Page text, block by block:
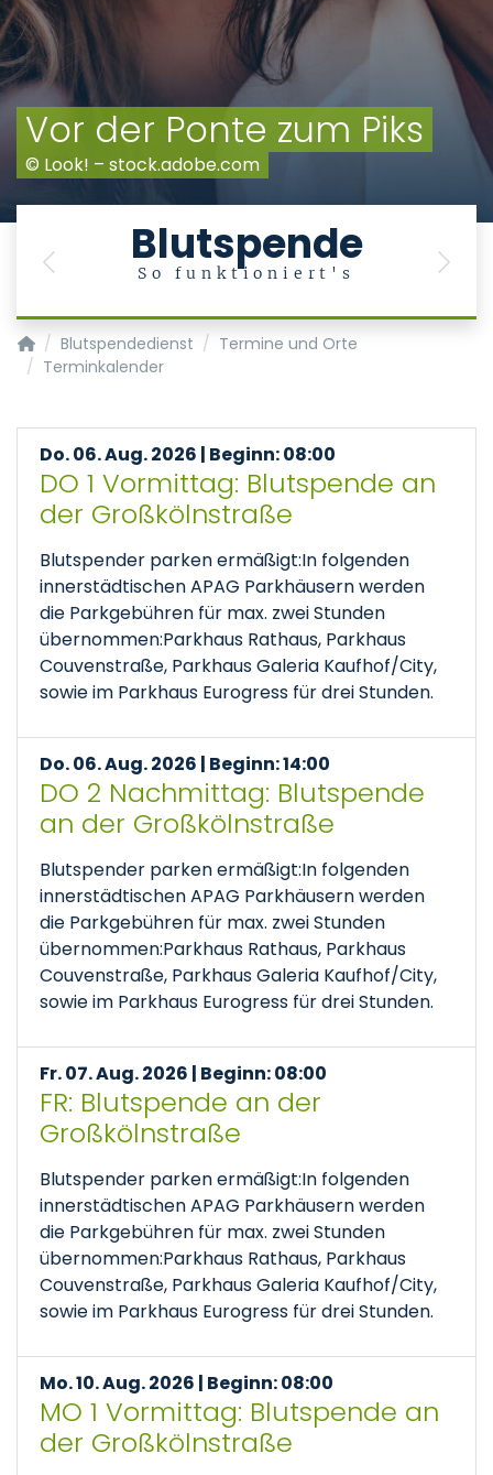
Vor der Ponte zum Piks
© Look! – stock.adobe.com
Blutspende
So funktioniert's
Previous Next
Transfusionsmedizin/Blutspendedienst
Blutspendedienst
Termine und Orte
Terminkalender
Do. 06. Aug. 2026 | Beginn: 08:00
DO 1 Vormittag: Blutspende an
der Großkölnstraße
Blutspender parken ermäßigt:In folgenden
innerstädtischen APAG Parkhäusern werden
die Parkgebühren für max. zwei Stunden
übernommen:Parkhaus Rathaus, Parkhaus
Couvenstraße, Parkhaus Galeria Kaufhof/City,
sowie im Parkhaus Eurogress für drei Stunden.
Do. 06. Aug. 2026 | Beginn: 14:00
DO 2 Nachmittag: Blutspende
an der Großkölnstraße
Blutspender parken ermäßigt:In folgenden
innerstädtischen APAG Parkhäusern werden
die Parkgebühren für max. zwei Stunden
übernommen:Parkhaus Rathaus, Parkhaus
Couvenstraße, Parkhaus Galeria Kaufhof/City,
sowie im Parkhaus Eurogress für drei Stunden.
Fr. 07. Aug. 2026 | Beginn: 08:00
FR: Blutspende an der
Großkölnstraße
Blutspender parken ermäßigt:In folgenden
innerstädtischen APAG Parkhäusern werden
die Parkgebühren für max. zwei Stunden
übernommen:Parkhaus Rathaus, Parkhaus
Couvenstraße, Parkhaus Galeria Kaufhof/City,
sowie im Parkhaus Eurogress für drei Stunden.
Mo. 10. Aug. 2026 | Beginn: 08:00
MO 1 Vormittag: Blutspende an
der Großkölnstraße